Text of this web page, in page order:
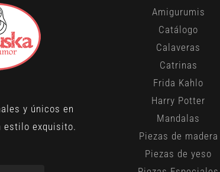
y únicos en
estilo exquisito.
Amigurumis
Catálogo
Calaveras
Catrinas
Frida Kahlo
Harry Potter
Mandalas
Piezas de madera
Piezas de yeso